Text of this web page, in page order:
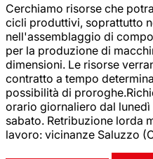
Cerchiamo risorse che
cicli produttivi, soprattutto
nell'assemblaggio di
per la produzione di
dimensioni. Le risorse
contratto a tempo
possibilità di
orario giornaliero dal lunedì
sabato. Retribuzione lorda
lavoro: vicinanze Saluzzo